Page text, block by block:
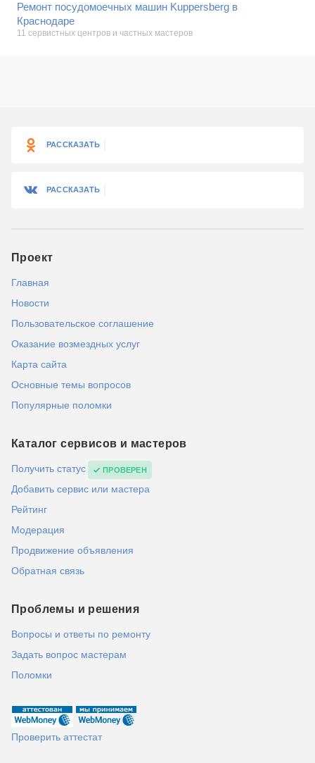
Ремонт посудомоечных машин Kuppersberg в
Краснодаре
11 сервистных центров и частных мастеров
РАССКАЗАТЬ
РАССКАЗАТЬ
Проект
Главная
Новости
Пользовательское соглашение
Оказание возмездных услуг
Карта сайта
Основные темы вопросов
Популярные поломки
Каталог сервисов и мастеров
Получить статус ПРОВЕРЕН
Добавить сервис или мастера
Рейтинг
Модерация
Продвижение объявления
Обратная связь
Проблемы и решения
Вопросы и ответы по ремонту
Задать вопрос мастерам
Поломки
Проверить аттестат